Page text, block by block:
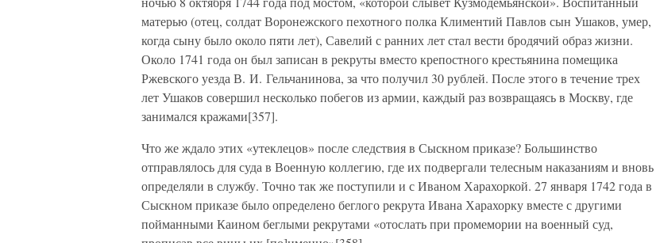
матерью (отец, солдат Воронежского пехотного полка Климентий Павлов сын Ушаков, умер,
когда сыну было около пяти лет), Савелий с ранних лет стал вести бродячий образ жизни.
Около 1741 года он был записан в рекруты вместо крепостного крестьянина помещика
Ржевского уезда В. И. Гельчанинова, за что получил 30 рублей. После этого в течение трех
лет Ушаков совершил несколько побегов из армии, каждый раз возвращаясь в Москву, где
занимался кражами[357].
Что же ждало этих «утеклецов» после следствия в Сыскном приказе? Большинство
отправлялось для суда в Военную коллегию, где их подвергали телесным наказаниям и вновь
определяли в службу. Точно так же поступили и с Иваном Харахоркой. 27 января 1742 года в
Сыскном приказе было определено беглого рекрута Ивана Харахорку вместе с другими
пойманными Каином беглыми рекрутами «отослать при промемории на военный суд,